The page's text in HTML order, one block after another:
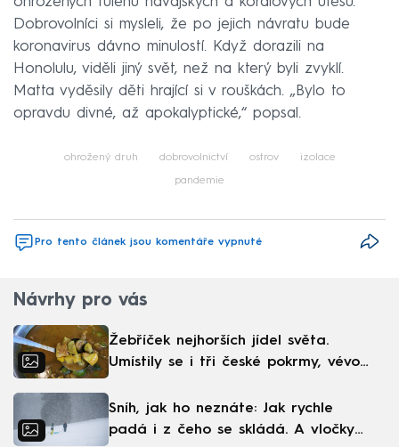
Dobrovolníci si mysleli, že po jejich návratu bude
koronavirus dávno minulostí. Když dorazili na
Honolulu, viděli jiný svět, než na který byli zvyklí.
Matta vyděsily děti hrající si v rouškách. „Bylo to
opravdu divné, až apokalyptické,“ popsal.
ohrožený druh dobrovolnictví ostrov izolace
pandemie
Pro tento článek jsou komentáře vypnuté
Návrhy pro vás
Žebříček nejhorších jídel světa.
Umístily se i tři české pokrmy, vévodí
Sníh, jak ho neznáte: Jak rychle
padá i z čeho se skládá. A vločky